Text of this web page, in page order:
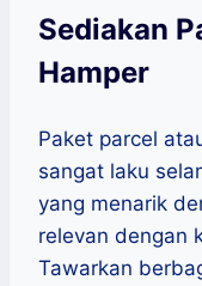
Sediakan
Hamper
Paket parcel
sangat laku
yang menarik
relevan dengan
Tawarkan